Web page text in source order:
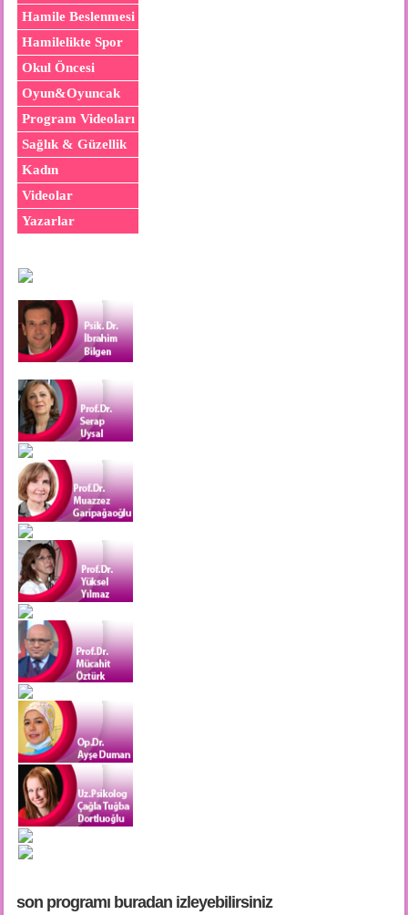
Hamile Beslenmesi
Hamilelikte Spor
Okul Öncesi
Oyun&Oyuncak
Program Videoları
Sağlık & Güzellik
Kadın
Videolar
Yazarlar
son programı buradan i̇zleyebilirsiniz